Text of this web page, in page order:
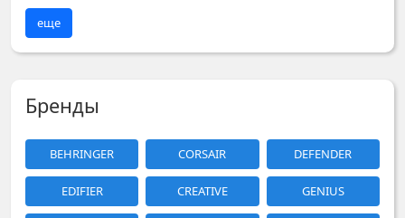
еще
Бренды
BEHRINGER CORSAIR DEFENDER
EDIFIER CREATIVE GENIUS